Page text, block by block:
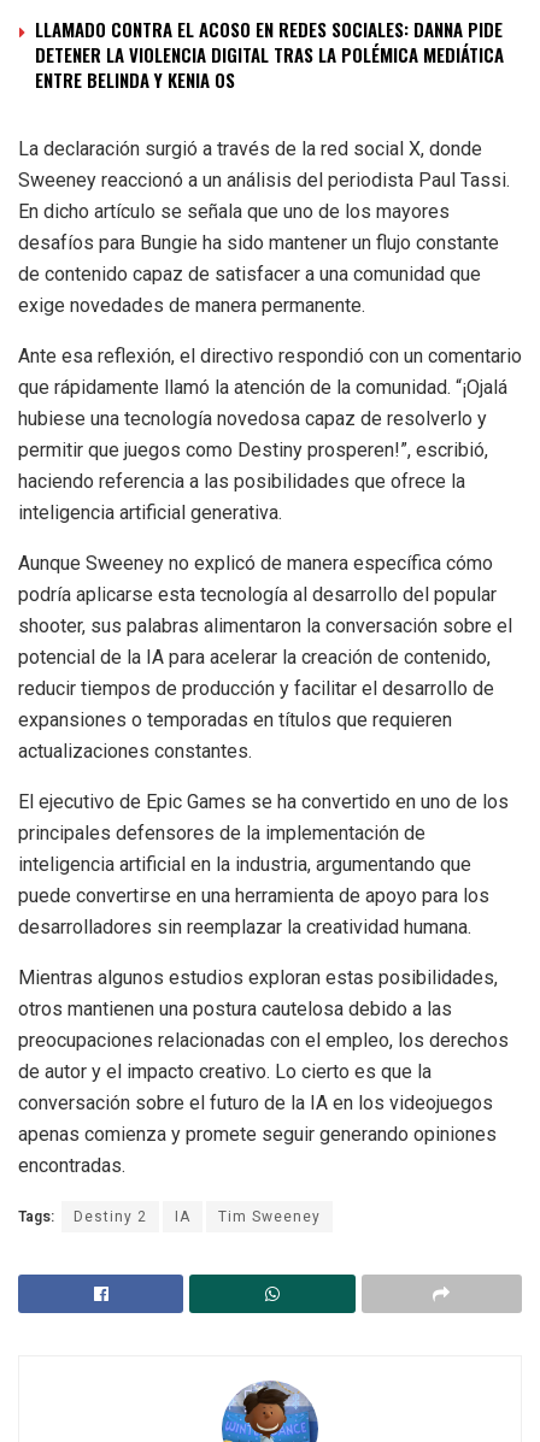
LLAMADO CONTRA EL ACOSO EN REDES SOCIALES: DANNA PIDE
DETENER LA VIOLENCIA DIGITAL TRAS LA POLÉMICA MEDIÁTICA
ENTRE BELINDA Y KENIA OS
La declaración surgió a través de la red social X, donde
Sweeney reaccionó a un análisis del periodista Paul Tassi.
En dicho artículo se señala que uno de los mayores
desafíos para Bungie ha sido mantener un flujo constante
de contenido capaz de satisfacer a una comunidad que
exige novedades de manera permanente.
Ante esa reflexión, el directivo respondió con un comentario
que rápidamente llamó la atención de la comunidad. “¡Ojalá
hubiese una tecnología novedosa capaz de resolverlo y
permitir que juegos como Destiny prosperen!”, escribió,
haciendo referencia a las posibilidades que ofrece la
inteligencia artificial generativa.
Aunque Sweeney no explicó de manera específica cómo
podría aplicarse esta tecnología al desarrollo del popular
shooter, sus palabras alimentaron la conversación sobre el
potencial de la IA para acelerar la creación de contenido,
reducir tiempos de producción y facilitar el desarrollo de
expansiones o temporadas en títulos que requieren
actualizaciones constantes.
El ejecutivo de Epic Games se ha convertido en uno de los
principales defensores de la implementación de
inteligencia artificial en la industria, argumentando que
puede convertirse en una herramienta de apoyo para los
desarrolladores sin reemplazar la creatividad humana.
Mientras algunos estudios exploran estas posibilidades,
otros mantienen una postura cautelosa debido a las
preocupaciones relacionadas con el empleo, los derechos
de autor y el impacto creativo. Lo cierto es que la
conversación sobre el futuro de la IA en los videojuegos
apenas comienza y promete seguir generando opiniones
encontradas.
Tags: Destiny 2 IA Tim Sweeney